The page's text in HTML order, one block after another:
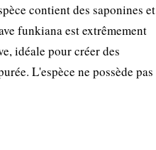
contient des saponines et
funkiana est extrêmement
idéale pour créer des
L'espèce ne possède pas